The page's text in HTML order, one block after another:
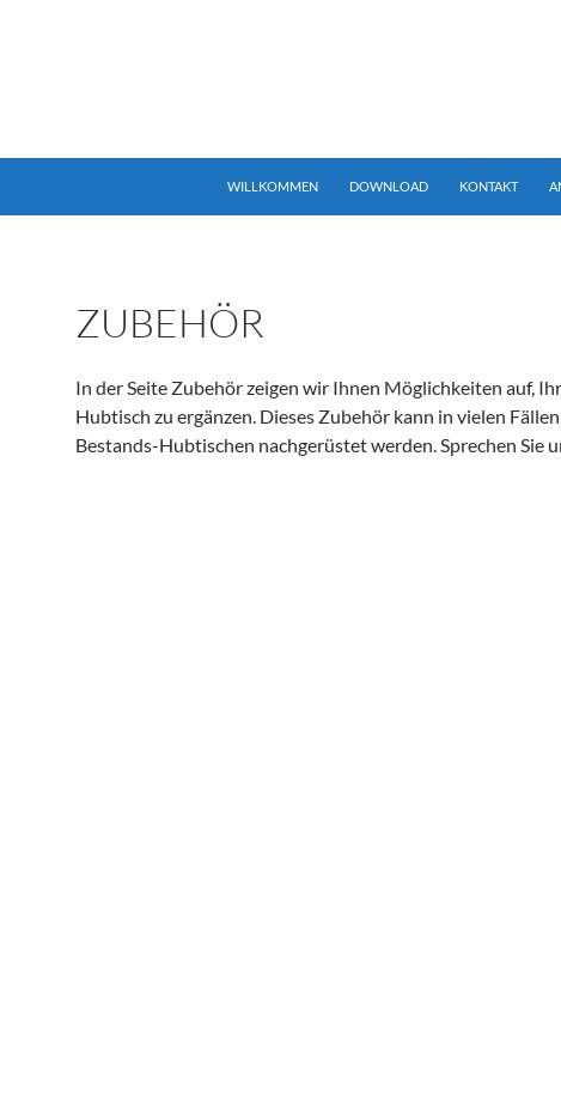
0 0;} div.”language-select” .widget.Lang h1.widget-title { display:
WILLKOMMEN
DOWNLOAD KONTAKT
ZUBEHÖR
In der Seite Zubehör zeigen wir Ihnen Möglichkeiten auf,
Hubtisch zu ergänzen. Dieses Zubehör kann in vielen
Bestands-Hubtischen nachgerüstet werden. Sprechen Sie